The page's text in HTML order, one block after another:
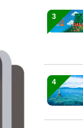
3
4